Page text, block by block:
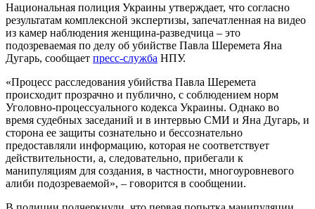
Национальная полиция Украины утверждает, что согласно
результатам комплексной экспертизы, запечатленная на видео
из камер наблюдения женщина-разведчица – это
подозреваемая по делу об убийстве Павла Шеремета Яна
Дугарь, сообщает пресс-служба НПУ.
«Процесс расследования убийства Павла Шеремета
происходит прозрачно и публично, с соблюдением норм
Уголовно-процессуального кодекса Украины. Однако во
время судебных заседаний и в интервью СМИ и Яна Дугарь, и
сторона ее защиты сознательно и бессознательно
предоставляли информацию, которая не соответствует
действительности, а, следовательно, прибегали к
манипуляциям для создания, в частности, многоуровневого
алиби подозреваемой», – говорится в сообщении.